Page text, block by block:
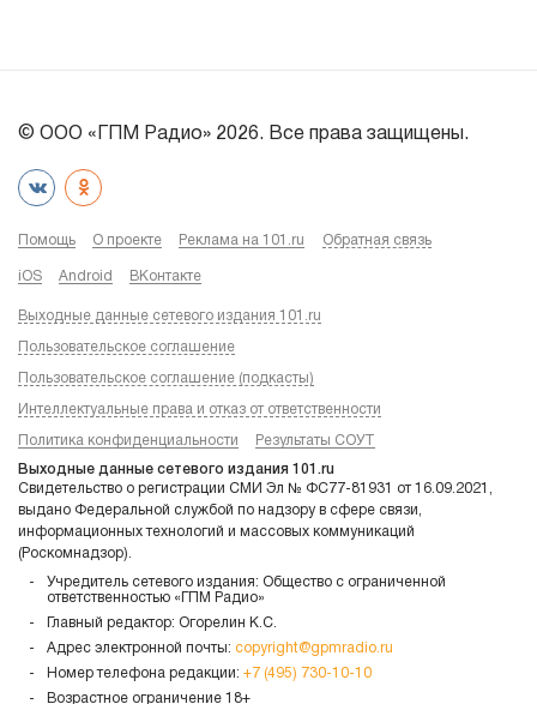
© ООО «ГПМ Радио» 2026. Все права защищены.
Помощь О проекте Реклама на 101.ru Обратная связь
iOS Android ВКонтакте
Выходные данные сетевого издания 101.ru
Пользовательское соглашение
Пользовательское соглашение (подкасты)
Интеллектуальные права и отказ от ответственности
Политика конфиденциальности Результаты СОУТ
Выходные данные сетевого издания 101.ru
Свидетельство о регистрации СМИ Эл № ФС77-81931 от 16.09.2021,
выдано Федеральной службой по надзору в сфере связи,
информационных технологий и массовых коммуникаций
(Роскомнадзор).
Учредитель сетевого издания: Общество с ограниченной
ответственностью «ГПМ Радио»
Главный редактор: Огорелин К.С.
Адрес электронной почты: copyright@gpmradio.ru
Номер телефона редакции: +7 (495) 730-10-10
Возрастное ограничение 18+